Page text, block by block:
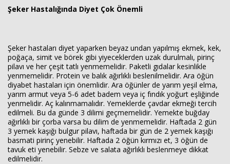
Şeker Hastalığında Diyet Çok Önemli
Şeker hastaları diyet yaparken beyaz undan yapılmış ekmek, kek,
poğaça, simit ve börek gibi yiyeceklerden uzak durulmalı, pirinç
pilavı ve her çeşit tatlı yenmemelidir. Paketli gıdalar kesinlikle
yenmemelidir. Protein ve balık ağırlıklı beslenilmelidir. Ara öğün
diyabet hastaları için önemlidir. Ara öğünler de yarım yeşil elma,
yarım armut veya 5-6 adet badem veya iç fındık yoğurt eşliğinde
yenmelidir. Aç kalınmamalıdır. Yemeklerde çavdar ekmeği tercih
edilmeli. Bu da günde 3 dilimi geçmemelidir. Yemekte buğday
ağırlıklı bir çorba varsa bu dilim de yenmemelidir. Haftada 2 gün
3 yemek kaşığı bulgur pilavı, haftada bir gün de 2 yemek kaşığı
basmati pirinç yenebilir. Haftada 2 öğün kırmızı et, 3 öğün de
tavuk eti yenebilir. Sebze ve salata ağırlıklı beslenmeye dikkat
edilmelidir.